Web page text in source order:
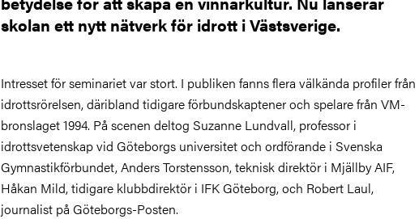
skolan ett nytt nätverk för idrott i Västsverige.
Intresset för seminariet var stort. I publiken fanns flera välkända profiler från
idrottsrörelsen, däribland tidigare förbundskaptener och spelare från VM-
bronslaget 1994. På scenen deltog Suzanne Lundvall, professor i
idrottsvetenskap vid Göteborgs universitet och ordförande i Svenska
Gymnastikförbundet, Anders Torstensson, teknisk direktör i Mjällby AIF,
Håkan Mild, tidigare klubbdirektör i IFK Göteborg,och Robert Laul,
journalist på Göteborgs-Posten.